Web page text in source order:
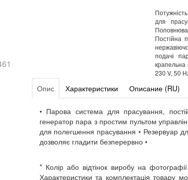
для
Постійна
подачі
крапельна
230 V, 50
Опис Характеристики Описание (RU)
• Парова система для прасування,
генератор пара з простим пультом
для полегшення прасування • Резервуар
дозволяє гладити безперервно •
* Колір або відтінок виробу на
Характеристики та комплектація товару